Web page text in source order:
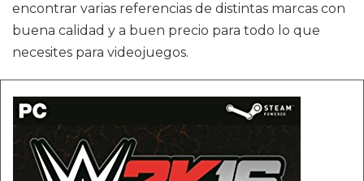
encontrar varias referencias de distintas marcas con
buena calidad y a buen precio para todo lo que
necesites para videojuegos.